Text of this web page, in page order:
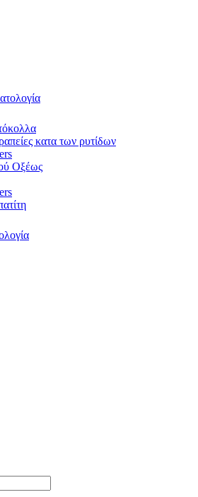
κατα των ρυτίδων
Οξέως